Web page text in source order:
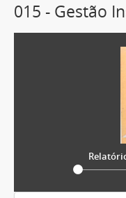
015 - Gestão